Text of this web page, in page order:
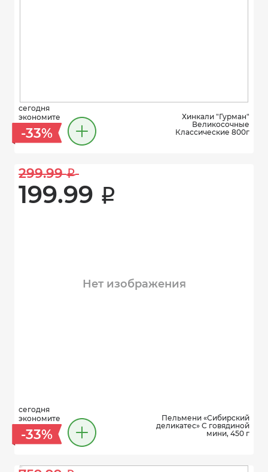
сегодня
экономите
-33%
Хинкали "Гурман"
Великосочные
Классические 800г
299.99 i
199.99 i
Нет изображения
сегодня
экономите
-33%
Пельмени «Сибирский
деликатес» С говядиной
мини, 450 г